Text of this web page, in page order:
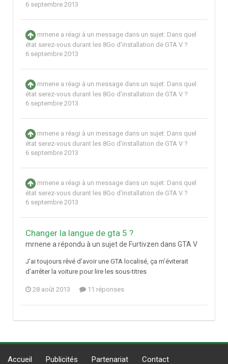
6 septembre 2013
mrnene a réagi à un message dans un sujet: Dans quel
état serez-vous durant les 8Go d'installation de GTA V ?
6 septembre 2013
mrnene a réagi à un message dans un sujet: Dans quel
état serez-vous durant les 8Go d'installation de GTA V ?
6 septembre 2013
mrnene a réagi à un message dans un sujet: Dans quel
état serez-vous durant les 8Go d'installation de GTA V ?
6 septembre 2013
mrnene a réagi à un message dans un sujet: Dans quel
état serez-vous durant les 8Go d'installation de GTA V ?
6 septembre 2013
Changer la langue de gta 5 ?
mrnene a répondu à un sujet de Furtivzen dans GTA V
J’ai toujours rêvé d’avoir une GTA localisé, ça m’éviterait
d’arrêter la voiture pour lire les sous-titres
28 août 2013 11 réponses
Accueil Publicités Partenariat Contact